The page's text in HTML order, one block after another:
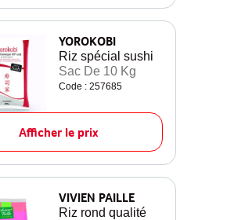
YOROKOBI
Riz spécial sushi
Sac De 10 Kg
Code : 257685
Afficher le prix
VIVIEN PAILLE
Riz rond qualité